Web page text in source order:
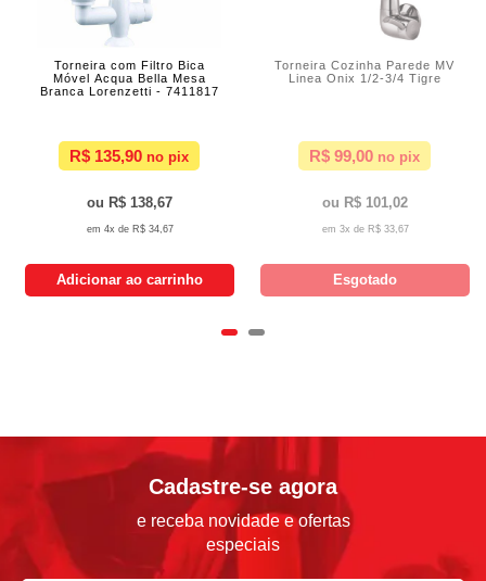
Torneira com Filtro Bica
Móvel Acqua Bella Mesa
Branca Lorenzetti - 7411817
R$ 135,90
R$ 138,67
4x de R$ 34,67
Adicionar ao carrinho
Torneira Cozinha Parede MV
Linea Onix 1/2-3/4 Tigre
R$ 99,00
R$ 101,02
3x de R$ 33,67
Esgotado
Cadastre-se agora
e receba novidade e ofertas
especiais